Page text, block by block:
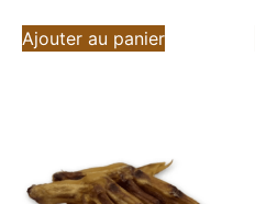
Ajouter au panier